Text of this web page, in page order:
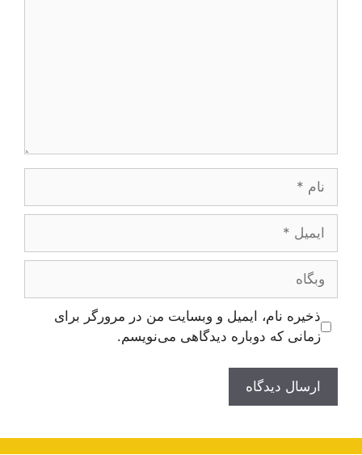
ایمیل
وبگاه
ذخیره نام، ایمیل و وبسایت من در مرورگر برای
زمانی که دوباره دیدگاهی می‌نویسم.